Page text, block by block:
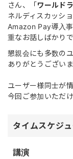
さん、「ワールド
ネルディスカッシ
Amazon Pay導入
重なお話しばかりで
懇親会にも多数の
ありがとうございま
ユーザー様同士が
今回ご参加いただ
タイムスケジ
講演